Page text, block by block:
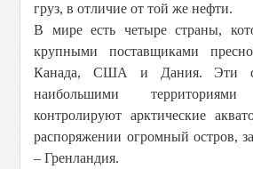
груз, в отличие от той же нефти.
В мире есть четыре страны,
крупными поставщиками
Канада, США и Дания. Эти
наибольшими
контролируют арктические
распоряжении огромный остров,
– Гренландия.